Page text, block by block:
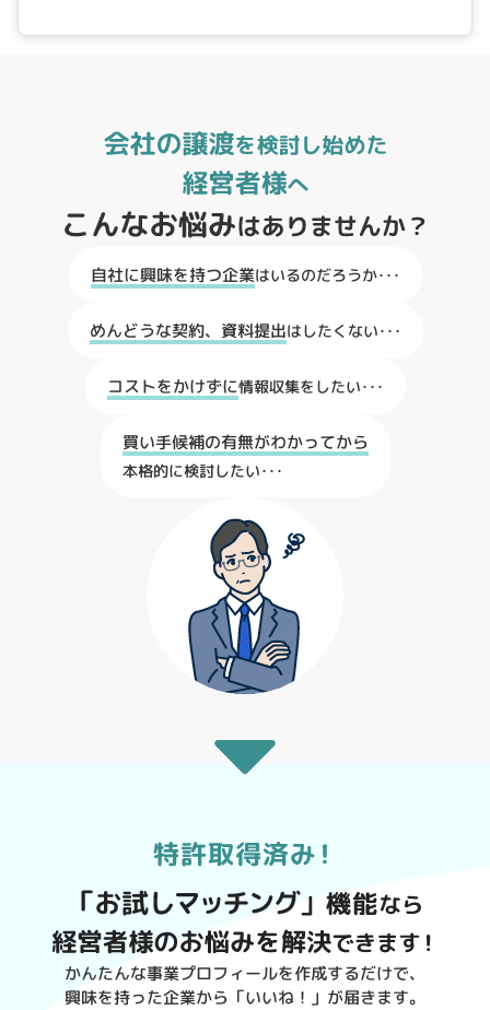
自社に興味を持つ企業はいるのだろうか･･･
めんどうな契約、資料提出はしたくない･･･
コストをかけずに情報収集をしたい･･･
買い手候補の有無がわかってから
本格的に検討したい･･･
かんたんな事業プロフィールを作成するだけで、
興味を持った企業から「いいね！」が届きます。